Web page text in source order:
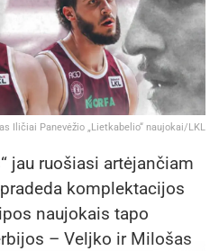
Iličiai Panevėžio „Lietkabelio“ naujokai/LKL
jau ruošiasi artėjančiam
komplektacijos
naujokais tapo
– Veljko ir Milošas